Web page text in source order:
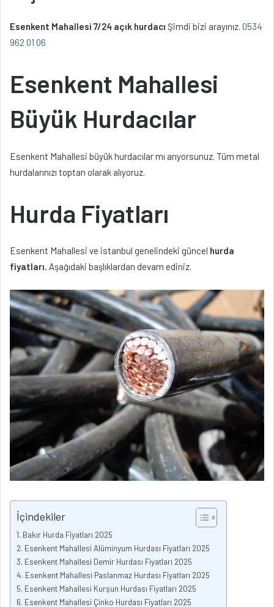
Esenkent Mahallesi 7/24 açık hurdacı Şimdi bizi arayınız. 0534
962 01 06
Esenkent Mahallesi
Büyük Hurdacılar
Esenkent Mahallesi büyük hurdacılar mı arıyorsunuz. Tüm metal
hurdalarınızı toptan olarak alıyoruz.
Hurda Fiyatları
Esenkent Mahallesi ve istanbul genelindeki güncel hurda
fiyatları. Aşağıdaki başlıklardan devam ediniz.
İçindekiler
Bakır Hurda Fiyatları 2025
Esenkent Mahallesi Alüminyum Hurdası Fiyatları 2025
Esenkent Mahallesi Demir Hurdası Fiyatları 2025
Esenkent Mahallesi Paslanmaz Hurdası Fiyatları 2025
Esenkent Mahallesi Kurşun Hurdası Fiyatları 2025
Esenkent Mahallesi Çinko Hurdası Fiyatları 2025